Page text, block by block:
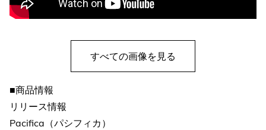
すべての画像を見る
■商品情報
リリース情報
Pacifica（パシフィカ）